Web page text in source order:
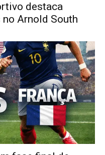
destaca
Arnold South